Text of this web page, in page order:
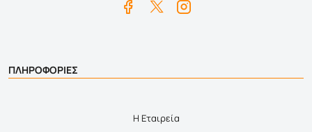
ΠΛΗΡΟΦΟΡΙΕΣ
Η Εταιρεία